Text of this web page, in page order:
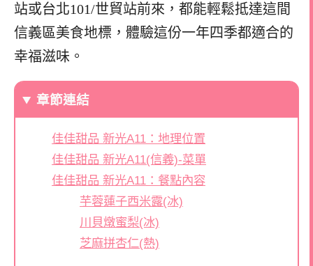
站或台北101/世貿站前來，都能輕鬆抵達這間
信義區美食地標，體驗這份一年四季都適合的
幸福滋味。
章節連結
佳佳甜品 新光A11：地理位置
佳佳甜品 新光A11(信義)-菜單
佳佳甜品 新光A11：餐點內容
芋蓉蓮子西米露(冰)
川貝燉蜜梨(冰)
芝麻拼杏仁(熱)